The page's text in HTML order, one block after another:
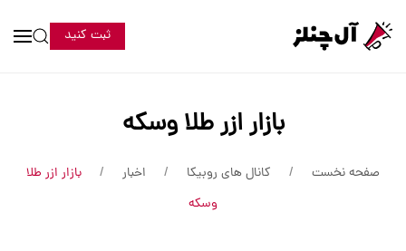
ثبت کنید
بازار ازر طلا وسکه
صفحه نخست کانال های روبیکا اخبار
بازار ازر طلا
وسکه